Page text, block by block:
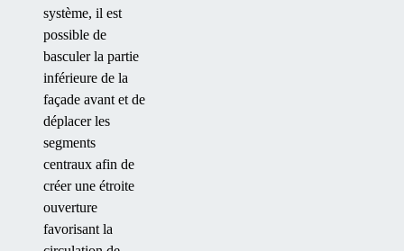
système, il est
possible de
basculer la partie
inférieure de la
façade avant et de
déplacer les
segments
centraux afin de
créer une étroite
ouverture
favorisant la